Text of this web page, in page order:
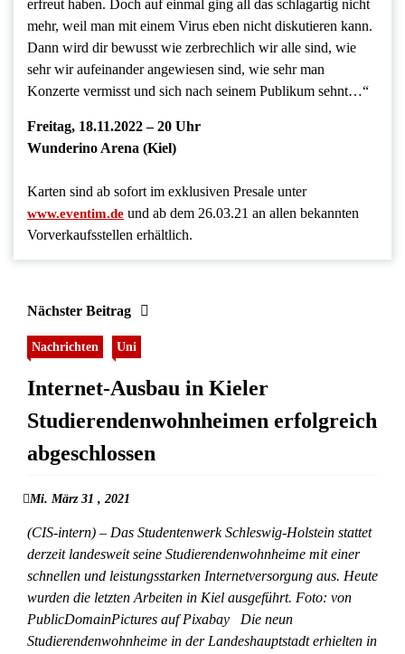
erfreut haben. Doch auf einmal ging all das schlagartig nicht
mehr, weil man mit einem Virus eben nicht diskutieren kann.
Dann wird dir bewusst wie zerbrechlich wir alle sind, wie
sehr wir aufeinander angewiesen sind, wie sehr man
Konzerte vermisst und sich nach seinem Publikum sehnt…“
Freitag, 18.11.2022 – 20 Uhr
Wunderino Arena (Kiel)
Karten sind ab sofort im exklusiven Presale unter
www.eventim.de und ab dem 26.03.21 an allen bekannten
Vorverkaufsstellen erhältlich.
Nächster Beitrag
Nachrichten Uni
Internet-Ausbau in Kieler
Studierendenwohnheimen erfolgreich
abgeschlossen
Mi. März 31 , 2021
(CIS-intern) – Das Studentenwerk Schleswig-Holstein stattet
derzeit landesweit seine Studierendenwohnheime mit einer
schnellen und leistungsstarken Internetversorgung aus. Heute
wurden die letzten Arbeiten in Kiel ausgeführt. Foto: von
PublicDomainPictures auf Pixabay Die neun
Studierendenwohnheime in der Landeshauptstadt erhielten in